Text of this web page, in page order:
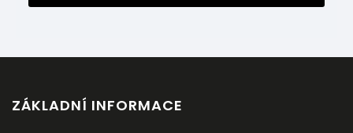
ZÁKLADNÍ INFORMACE